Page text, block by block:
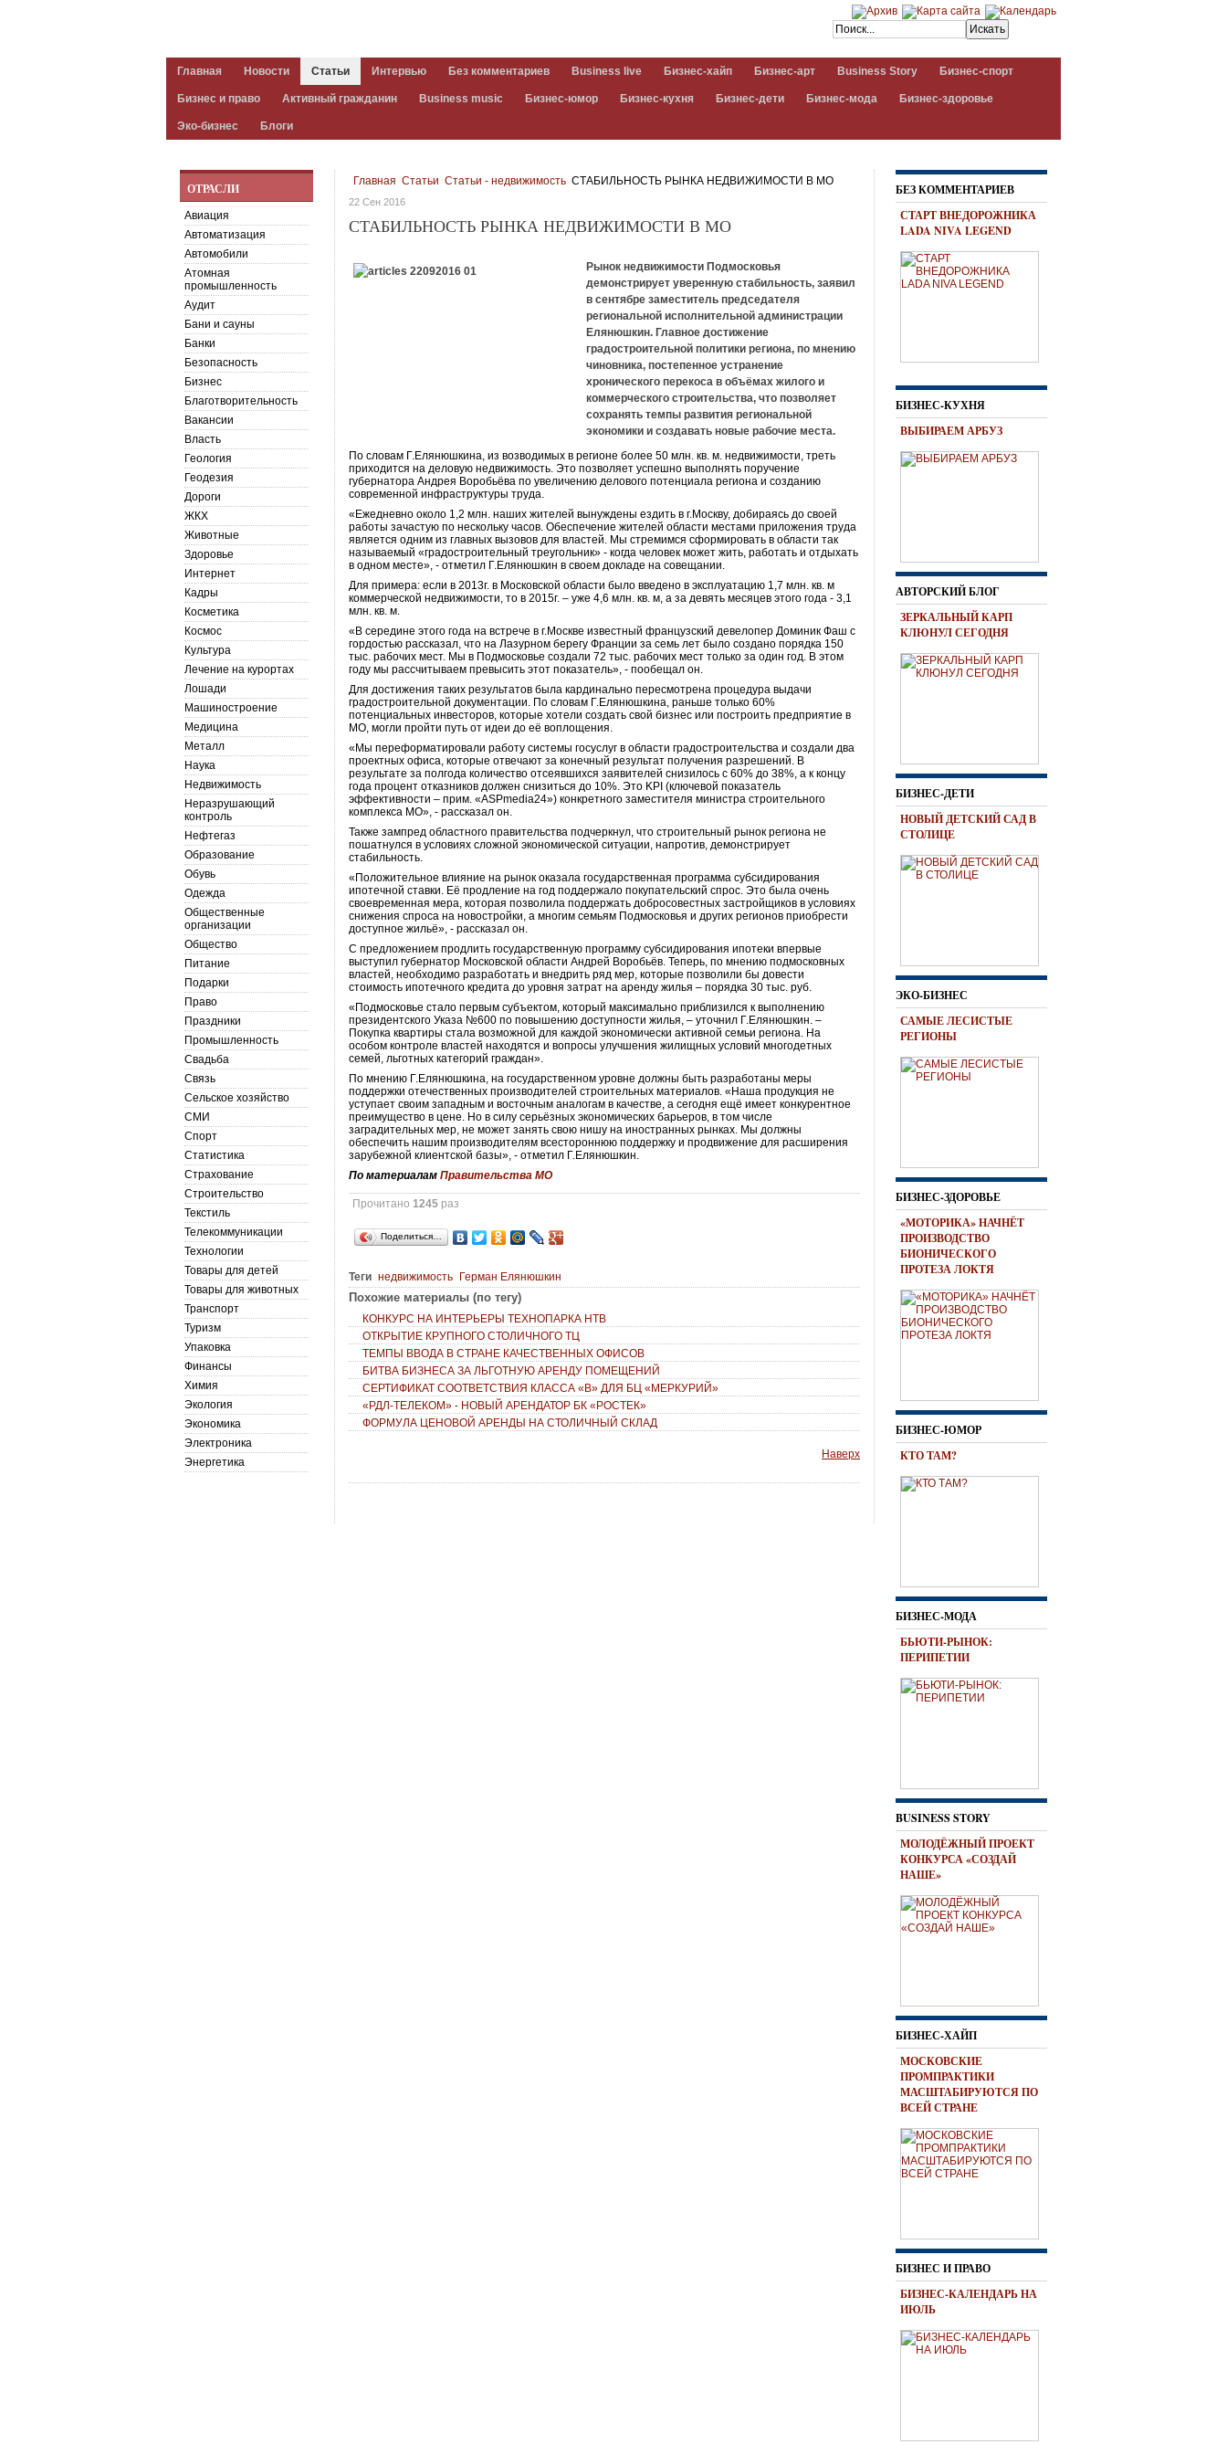
Главная Новости Статьи Интервью Без комментариев Business live Бизнес-хайп Бизнес-арт Business Story Бизнес-спорт
Бизнес и право Активный гражданин Business music Бизнес-юмор Бизнес-кухня Бизнес-дети Бизнес-мода Бизнес-здоровье
Эко-бизнес Блоги
Главная Статьи Статьи - недвижимость СТАБИЛЬНОСТЬ РЫНКА НЕДВИЖИМОСТИ В МО
22 Сен 2016
СТАБИЛЬНОСТЬ РЫНКА НЕДВИЖИМОСТИ В МО
Рынок недвижимости Подмосковья
демонстрирует уверенную стабильность, заявил
в сентябре заместитель председателя
региональной исполнительной администрации
Елянюшкин. Главное достижение
градостроительной политики региона, по мнению
чиновника, постепенное устранение
хронического перекоса в объёмах жилого и
коммерческого строительства, что позволяет
сохранять темпы развития региональной
экономики и создавать новые рабочие места.
По словам Г.Елянюшкина, из возводимых в регионе более 50 млн. кв. м. недвижимости, треть
приходится на деловую недвижимость. Это позволяет успешно выполнять поручение
губернатора Андрея Воробьёва по увеличению делового потенциала региона и созданию
современной инфраструктуры труда.
«Ежедневно около 1,2 млн. наших жителей вынуждены ездить в г.Москву, добираясь до своей
работы зачастую по нескольку часов. Обеспечение жителей области местами приложения труда
является одним из главных вызовов для властей. Мы стремимся сформировать в области так
называемый «градостроительный треугольник» - когда человек может жить, работать и отдыхать
в одном месте», - отметил Г.Елянюшкин в своем докладе на совещании.
Для примера: если в 2013г. в Московской области было введено в эксплуатацию 1,7 млн. кв. м
коммерческой недвижимости, то в 2015г. – уже 4,6 млн. кв. м, а за девять месяцев этого года - 3,1
млн. кв. м.
«В середине этого года на встрече в г.Москве известный французский девелопер Доминик Фаш с
гордостью рассказал, что на Лазурном берегу Франции за семь лет было создано порядка 150
тыс. рабочих мест. Мы в Подмосковье создали 72 тыс. рабочих мест только за один год. В этом
году мы рассчитываем превысить этот показатель», - пообещал он.
Для достижения таких результатов была кардинально пересмотрена процедура выдачи
градостроительной документации. По словам Г.Елянюшкина, раньше только 60%
потенциальных инвесторов, которые хотели создать свой бизнес или построить предприятие в
МО, могли пройти путь от идеи до её воплощения.
«Мы переформатировали работу системы госуслуг в области градостроительства и создали два
проектных офиса, которые отвечают за конечный результат получения разрешений. В
результате за полгода количество отсеявшихся заявителей снизилось с 60% до 38%, а к концу
года процент отказников должен снизиться до 10%. Это KPI (ключевой показатель
эффективности – прим. «ASPmedia24») конкретного заместителя министра строительного
комплекса МО», - рассказал он.
Также зампред областного правительства подчеркнул, что строительный рынок региона не
пошатнулся в условиях сложной экономической ситуации, напротив, демонстрирует
стабильность.
«Положительное влияние на рынок оказала государственная программа субсидирования
ипотечной ставки. Её продление на год поддержало покупательский спрос. Это была очень
своевременная мера, которая позволила поддержать добросовестных застройщиков в условиях
снижения спроса на новостройки, а многим семьям Подмосковья и других регионов приобрести
доступное жильё», - рассказал он.
С предложением продлить государственную программу субсидирования ипотеки впервые
выступил губернатор Московской области Андрей Воробьёв. Теперь, по мнению подмосковных
властей, необходимо разработать и внедрить ряд мер, которые позволили бы довести
стоимость ипотечного кредита до уровня затрат на аренду жилья – порядка 30 тыс. руб.
«Подмосковье стало первым субъектом, который максимально приблизился к выполнению
президентского Указа №600 по повышению доступности жилья, – уточнил Г.Елянюшкин. –
Покупка квартиры стала возможной для каждой экономически активной семьи региона. На
особом контроле властей находятся и вопросы улучшения жилищных условий многодетных
семей, льготных категорий граждан».
По мнению Г.Елянюшкина, на государственном уровне должны быть разработаны меры
поддержки отечественных производителей строительных материалов. «Наша продукция не
уступает своим западным и восточным аналогам в качестве, а сегодня ещё имеет конкурентное
преимущество в цене. Но в силу серьёзных экономических барьеров, в том числе
заградительных мер, не может занять свою нишу на иностранных рынках. Мы должны
обеспечить нашим производителям всестороннюю поддержку и продвижение для расширения
зарубежной клиентской базы», - отметил Г.Елянюшкин.
По материаламПравительства МО
Прочитано1245 раз
Поделиться…
Теги недвижимость
Герман Елянюшкин
Похожие материалы (по тегу)
КОНКУРС НА ИНТЕРЬЕРЫ ТЕХНОПАРКА НТВ
ОТКРЫТИЕ КРУПНОГО СТОЛИЧНОГО ТЦ
ТЕМПЫ ВВОДА В СТРАНЕ КАЧЕСТВЕННЫХ ОФИСОВ
БИТВА БИЗНЕСА ЗА ЛЬГОТНУЮ АРЕНДУ ПОМЕЩЕНИЙ
СЕРТИФИКАТ СООТВЕТСТВИЯ КЛАССА «В» ДЛЯ БЦ «МЕРКУРИЙ»
«РДЛ-ТЕЛЕКОМ» - НОВЫЙ АРЕНДАТОР БК «РОСТЕК»
ФОРМУЛА ЦЕНОВОЙ АРЕНДЫ НА СТОЛИЧНЫЙ СКЛАД
Наверх
ОТРАСЛИ
Авиация
Автоматизация
Автомобили
Атомная
промышленность
Аудит
Бани и сауны
Банки
Безопасность
Бизнес
Благотворительность
Вакансии
Власть
Геология
Геодезия
Дороги
ЖКХ
Животные
Здоровье
Интернет
Кадры
Косметика
Космос
Культура
Лечение на курортах
Лошади
Машиностроение
Медицина
Металл
Наука
Недвижимость
Неразрушающий
контроль
Нефтегаз
Образование
Обувь
Одежда
Общественные
организации
Общество
Питание
Подарки
Право
Праздники
Промышленность
Свадьба
Связь
Сельское хозяйство
СМИ
Спорт
Статистика
Страхование
Строительство
Текстиль
Телекоммуникации
Технологии
Товары для детей
Товары для животных
Транспорт
Туризм
Упаковка
Финансы
Химия
Экология
Экономика
Электроника
Энергетика
БЕЗ КОММЕНТАРИЕВ
СТАРТ ВНЕДОРОЖНИКА
LADA NIVA LEGEND
БИЗНЕС-КУХНЯ
ВЫБИРАЕМ АРБУЗ
АВТОРСКИЙ БЛОГ
ЗЕРКАЛЬНЫЙ КАРП
КЛЮНУЛ СЕГОДНЯ
БИЗНЕС-ДЕТИ
НОВЫЙ ДЕТСКИЙ САД В
СТОЛИЦЕ
ЭКО-БИЗНЕС
САМЫЕ ЛЕСИСТЫЕ
РЕГИОНЫ
БИЗНЕС-ЗДОРОВЬЕ
«МОТОРИКА» НАЧНЁТ
ПРОИЗВОДСТВО
БИОНИЧЕСКОГО
ПРОТЕЗА ЛОКТЯ
БИЗНЕС-ЮМОР
КТО ТАМ?
БИЗНЕС-МОДА
БЬЮТИ-РЫНОК:
ПЕРИПЕТИИ
BUSINESS STORY
МОЛОДЁЖНЫЙ ПРОЕКТ
КОНКУРСА «СОЗДАЙ
НАШЕ»
БИЗНЕС-ХАЙП
МОСКОВСКИЕ
ПРОМПРАКТИКИ
МАСШТАБИРУЮТСЯ ПО
ВСЕЙ СТРАНЕ
БИЗНЕС И ПРАВО
БИЗНЕС-КАЛЕНДАРЬ НА
ИЮЛЬ